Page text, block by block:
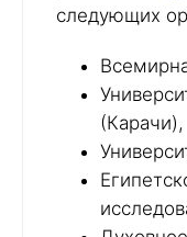
следующих
(Карачи),